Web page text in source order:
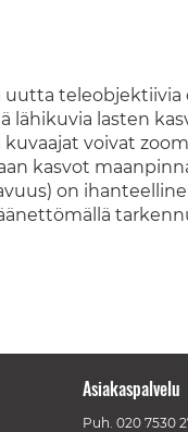
teleobjektiivia
lasten
voivat
kasvot
on
Asiakaspalvelu
Puh. 020 7530